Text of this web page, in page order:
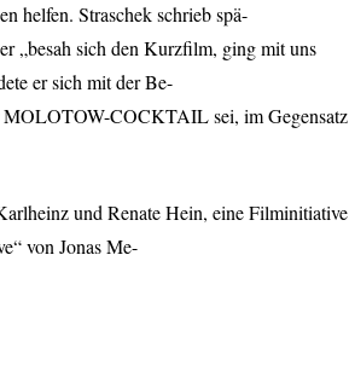
helfen. Straschek schrieb spä-
„besah sich den Kurzfilm, ging mit uns
er sich mit der Be-
MOLOTOW-COCKTAILsei, im Gegensatz
und Renate Hein, eine Filminitiative
von Jonas Me-